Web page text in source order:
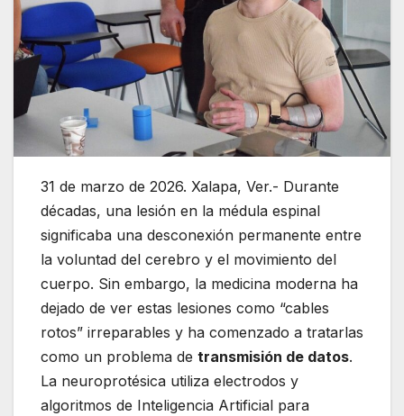
31 de marzo de 2026. Xalapa, Ver.- Durante
décadas, una lesión en la médula espinal
significaba una desconexión permanente entre
la voluntad del cerebro y el movimiento del
cuerpo. Sin embargo, la medicina moderna ha
dejado de ver estas lesiones como “cables
rotos” irreparables y ha comenzado a tratarlas
como un problema de transmisión de datos.
La neuroprotésica utiliza electrodos y
algoritmos de Inteligencia Artificial para